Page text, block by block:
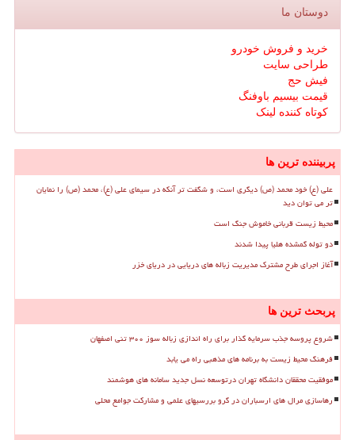
دوستان ما
خرید و فروش خودرو
طراحی سایت
فیش حج
قیمت بیسیم باوفنگ
کوتاه کننده لینک
پربیننده ترین ها
علی (ع) خود محمد (ص) دیگری است، و شگفت تر آنکه در سیمای علی (ع)، محمد (ص) را نمایان
تر می توان دید
محیط زیست قربانی خاموش جنگ است
دو توله گمشده هلیا پیدا شدند
آغاز اجرای طرح مشترک مدیریت زباله های دریایی در دریای خزر
پربحث ترین ها
شروع پروسه جذب سرمایه گذار برای راه اندازی زباله سوز ۳۰۰ تنی اصفهان
فرهنگ محیط زیست به برنامه های مذهبی راه می یابد
موفقیت محققان دانشگاه تهران درتوسعه نسل جدید سامانه های هوشمند
رهاسازی مرال های ارسباران در گرو بررسیهای علمی و مشارکت جوامع محلی